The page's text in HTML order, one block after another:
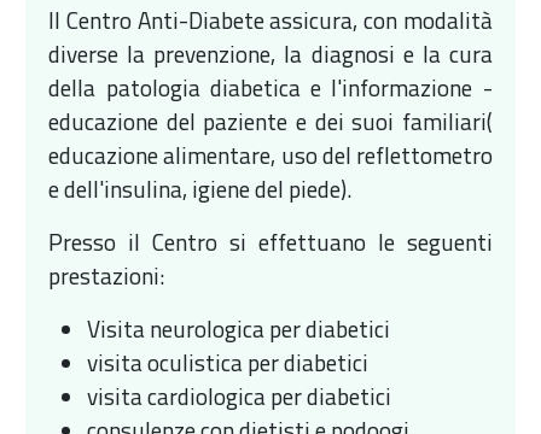
Il Centro Anti-Diabete assicura, con modalità
diverse la prevenzione, la diagnosi e la cura
della patologia diabetica e l'informazione -
educazione del paziente e dei suoi familiari(
educazione alimentare, uso del reflettometro
e dell'insulina, igiene del piede).
Presso il Centro si effettuano le seguenti
prestazioni:
Visita neurologica per diabetici
visita oculistica per diabetici
visita cardiologica per diabetici